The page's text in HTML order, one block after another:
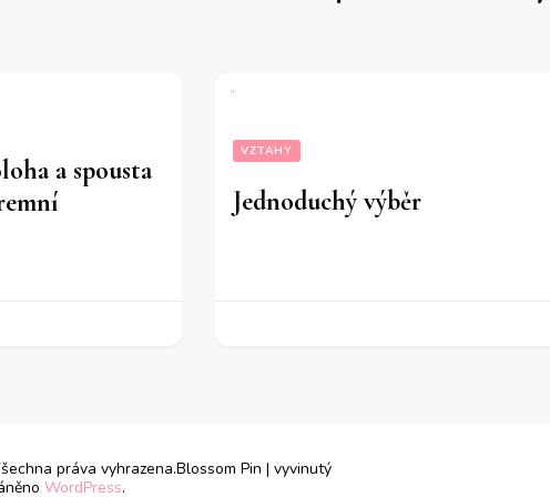
a spousta
VZTAHY
Jednoduchý výběr
práva vyhrazena.Blossom Pin | vyvinutý
WordPress.